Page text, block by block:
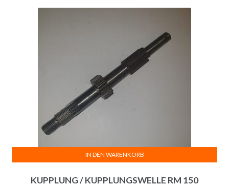
KUPPLUNG / KUPPLUNGSWELLE RM 150
IN DEN WARENKORB